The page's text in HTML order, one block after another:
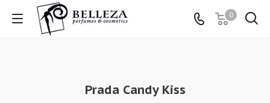
0
Prada Candy Kiss